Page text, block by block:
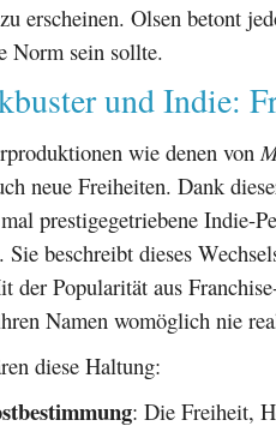
erscheinen. Olsen betont
Norm sein sollte.
und Indie:
wie denen von
neue Freiheiten. Dank
prestigegetriebene Indie-
beschreibt dieses
der Popularität aus
Namen womöglich nie
diese Haltung:
: Die Freiheit,